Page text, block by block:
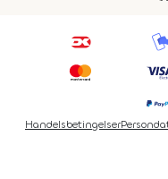
Handelsbetingelser